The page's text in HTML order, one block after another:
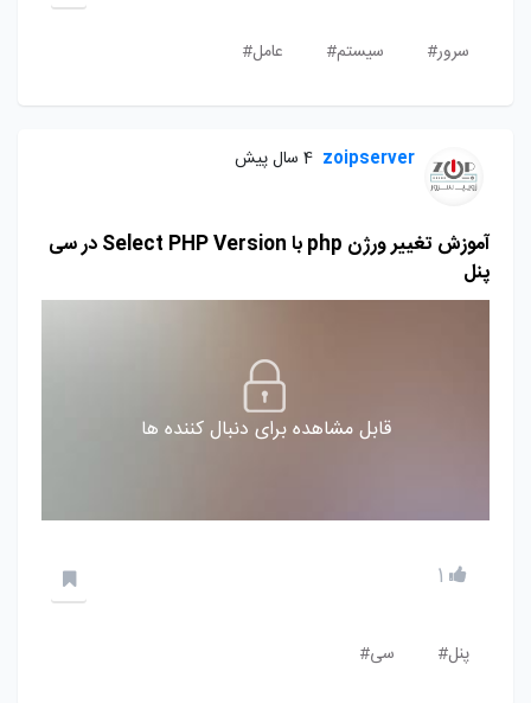
سرور# سیستم# عامل#
zoipserver 4 سال پیش
آموزش تغییر ورژن php با Select PHP Version در سی
پنل
قابل مشاهده برای دنبال کننده ها
1
پنل# سی#